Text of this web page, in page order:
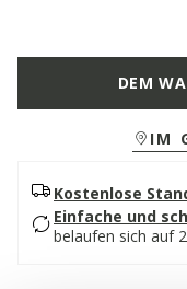
DEM
IM
Kostenlose
Einfache und
belaufen sich auf